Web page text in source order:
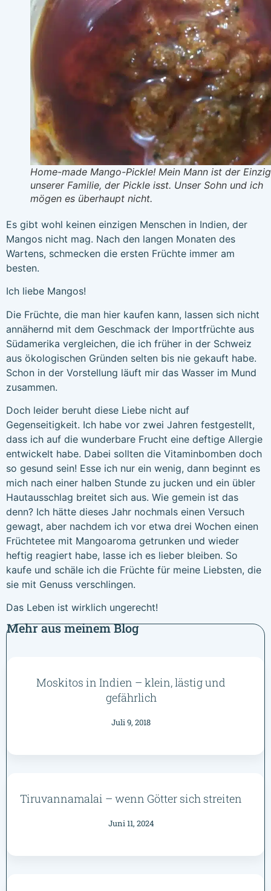
Home-made Mango-Pickle! Mein Mann ist der
unserer Familie, der Pickle isst. Unser Sohn und ich
mögen es überhaupt nicht.
Es gibt wohl keinen einzigen Menschen in Indien, der
Mangos nicht mag. Nach den langen Monaten des
Wartens, schmecken die ersten Früchte immer am
besten.
Ich liebe Mangos!
Die Früchte, die man hier kaufen kann, lassen sich nicht
annähernd mit dem Geschmack der Importfrüchte aus
Südamerika vergleichen, die ich früher in der Schweiz
aus ökologischen Gründen selten bis nie gekauft habe.
Schon in der Vorstellung läuft mir das Wasser im Mund
zusammen.
Doch leider beruht diese Liebe nicht auf
Gegenseitigkeit. Ich habe vor zwei Jahren festgestellt,
dass ich auf die wunderbare Frucht eine deftige Allergie
entwickelt habe. Dabei sollten die Vitaminbomben doch
so gesund sein! Esse ich nur ein wenig, dann beginnt es
mich nach einer halben Stunde zu jucken und ein übler
Hautausschlag breitet sich aus. Wie gemein ist das
denn? Ich hätte dieses Jahr nochmals einen Versuch
gewagt, aber nachdem ich vor etwa drei Wochen einen
Früchtetee mit Mangoaroma getrunken und wieder
heftig reagiert habe, lasse ich es lieber bleiben. So
kaufe und schäle ich die Früchte für meine Liebsten, die
sie mit Genuss verschlingen.
Das Leben ist wirklich ungerecht!
Mehr aus meinem Blog
Moskitos in Indien – klein, lästig und
gefährlich
Juli 9, 2018
Tiruvannamalai – wenn Götter sich streiten
Juni 11, 2024